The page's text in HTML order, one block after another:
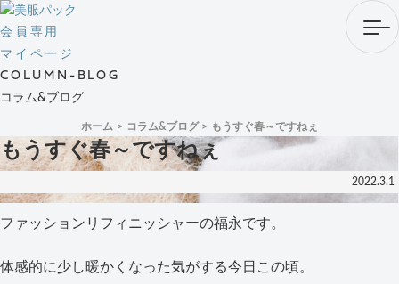
会員専用
マイページ
COLUMN-BLOG
コラム&ブログ
ホーム コラム&ブログ もうすぐ春～ですねぇ
もうすぐ春～ですねぇ
2022.3.1
ファッションリフィニッシャーの福永です。
体感的に少し暖かくなった気がする今日この頃。